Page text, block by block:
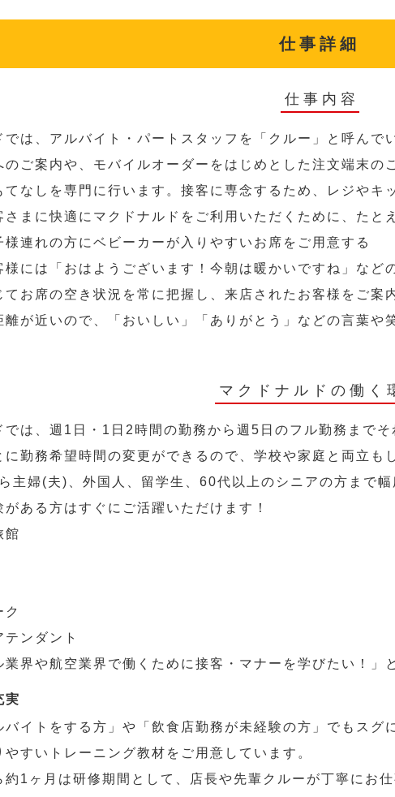
仕事詳細
仕事内容
では、アルバイト・パートスタッフを「クルー」と呼んで
のご案内や、モバイルオーダーをはじめとした注文端末の
てなしを専門に行います。接客に専念するため、レジやキ
さまに快適にマクドナルドをご利用いただくために、たと
様連れの方にベビーカーが入りやすいお席をご用意する
様には「おはようございます！今朝は暖かいですね」など
てお席の空き状況を常に把握し、来店されたお客様をご
離が近いので、「おいしい」「ありがとう」などの言葉や
マクドナルドの働く
では、週1日・1日2時間の勤務から週5日のフル勤務まで
に勤務希望時間の変更ができるので、学校や家庭と両立も
主婦(夫)、外国人、留学生、60代以上のシニアの方まで幅
ある方はすぐにご活躍いただけます！
館
ク
テンダント
業界や航空業界で働くために接客・マナーを学びたい！」
実
バイトをする方」や「飲食店勤務が未経験の方」でもス
やすいトレーニング教材をご用意しています。
約1ヶ月は研修期間として、店長や先輩クルーが丁寧にお